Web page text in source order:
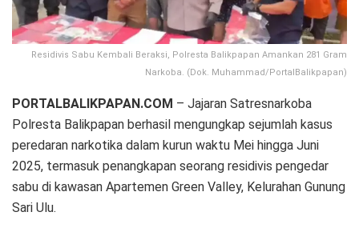
Residivis Sabu Kembali Beraksi, Polresta Balikpapan Amankan 281 Gram
Narkoba. (Dok. Muhammad/PortalBalikpapan)
PORTALBALIKPAPAN.COM – Jajaran Satresnarkoba
Polresta Balikpapan berhasil mengungkap sejumlah kasus
peredaran narkotika dalam kurun waktu Mei hingga Juni
2025, termasuk penangkapan seorang residivis pengedar
sabu di kawasan Apartemen Green Valley, Kelurahan Gunung
Sari Ulu.